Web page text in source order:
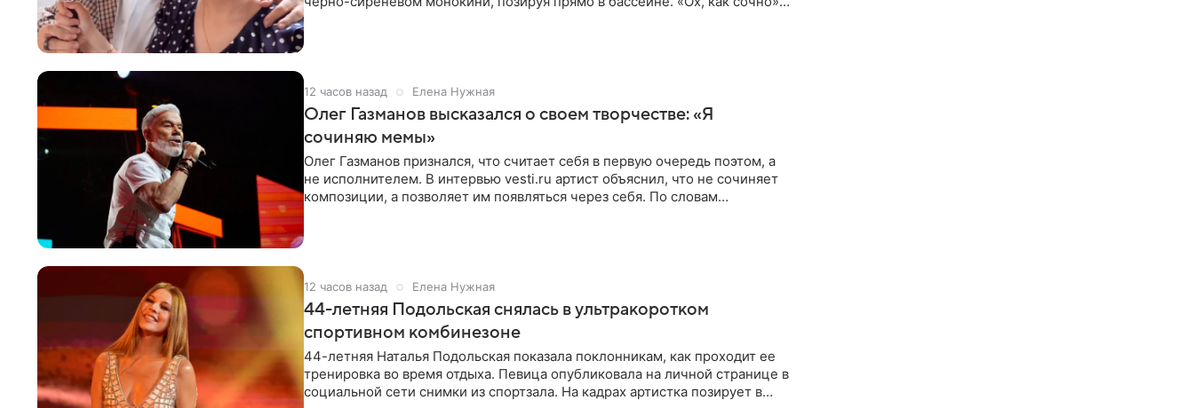
12 часов назад Елена Нужная
Олег Газманов высказался о своем творчестве: «Я
сочиняю мемы»
Олег Газманов признался, что считает себя в первую очередь поэтом, а
не исполнителем. В интервью vesti.ru артист объяснил, что не сочиняет
композиции, а позволяет им появляться через себя. По словам
12 часов назад Елена Нужная
44-летняя Подольская снялась в ультракоротком
спортивном комбинезоне
44-летняя Наталья Подольская показала поклонникам, как проходит ее
тренировка во время отдыха. Певица опубликовала на личной странице в
социальной сети снимки из спортзала. На кадрах артистка позирует в